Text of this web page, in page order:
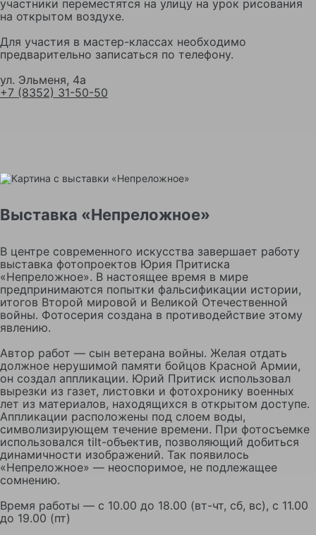
участники переместятся на улицу на урок рисования
на открытом воздухе.
Для участия в мастер-классах необходимо
предварительно записаться по телефону.
ул. Эльменя, 4а
+7 (8352) 31-50-50
Выставка «Непреложное»
В центре современного искусства завершает работу
выставка фотопроектов Юрия Притиска
«Непреложное». В настоящее время в мире
предпринимаются попытки фальсификации истории,
итогов Второй мировой и Великой Отечественной
войны. Фотосерия создана в противодействие этому
явлению.
Автор работ — сын ветерана войны. Желая отдать
должное нерушимой памяти бойцов Красной Армии,
он создал аппликации. Юрий Притиск использовал
вырезки из газет, листовки и фотохронику военных
лет из материалов, находящихся в открытом доступе.
Аппликации расположены под слоем воды,
символизирующем течение времени. При фотосъемке
использовался tilt-объектив, позволяющий добиться
динамичности изображений. Так появилось
«Непреложное» — неоспоримое, не подлежащее
сомнению.
Время работы — с 10.00 до 18.00 (вт-чт, сб, вс), с 11.00
до 19.00 (пт)